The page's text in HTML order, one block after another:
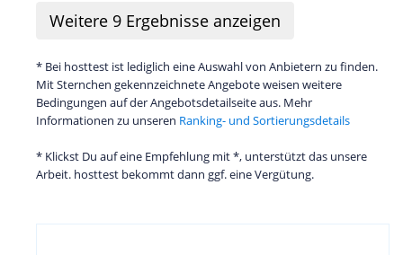
Weitere 9 Ergebnisse anzeigen
* Bei hosttest ist lediglich eine Auswahl von Anbietern zu finden.
Mit Sternchen gekennzeichnete Angebote weisen weitere
Bedingungen auf der Angebotsdetailseite aus. Mehr
Informationen zu unseren Ranking- und Sortierungsdetails
* Klickst Du auf eine Empfehlung mit *, unterstützt das unsere
Arbeit. hosttest bekommt dann ggf. eine Vergütung.